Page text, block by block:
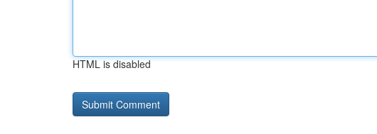
HTML is disabled